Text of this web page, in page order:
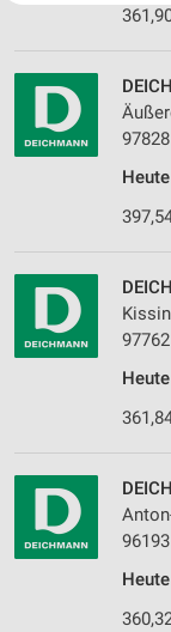
Website/App.
Wir nutzen Ihre Daten
IAB-
Speichern von
auf einem
Verwendung
Werbeanzeigen
Erstellung von
Werbung
Verwendung von
personalisierter
Erstellung von
Verwendung
personalisierter
Messung der